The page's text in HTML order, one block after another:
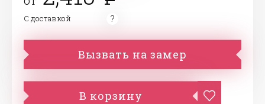
С доставкой
Вызвать на замер
В корзину